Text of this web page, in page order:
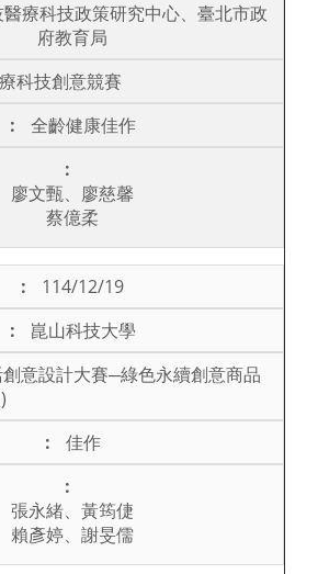
療科技政策研究中心、臺北市政
府教育局
科技創意競賽
全齡健康佳作
廖文甄、廖慈馨
蔡億柔
114/12/19
崑山科技大學
意設計大賽─綠色永續創意商品
佳作
張永緒、黃筠倢
賴彥婷、謝旻儒